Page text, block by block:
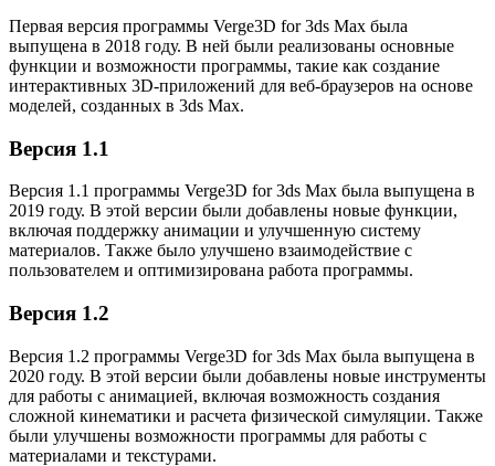
Первая версия программы Verge3D for 3ds Max была
выпущена в 2018 году. В ней были реализованы основные
функции и возможности программы, такие как создание
интерактивных 3D-приложений для веб-браузеров на основе
моделей, созданных в 3ds Max.
Версия 1.1
Версия 1.1 программы Verge3D for 3ds Max была выпущена в
2019 году. В этой версии были добавлены новые функции,
включая поддержку анимации и улучшенную систему
материалов. Также было улучшено взаимодействие с
пользователем и оптимизирована работа программы.
Версия 1.2
Версия 1.2 программы Verge3D for 3ds Max была выпущена в
2020 году. В этой версии были добавлены новые инструменты
для работы с анимацией, включая возможность создания
сложной кинематики и расчета физической симуляции. Также
были улучшены возможности программы для работы с
материалами и текстурами.